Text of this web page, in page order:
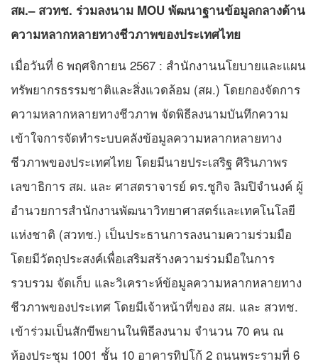
สผ.– สวทช. ร่วมลงนาม MOU พัฒนาฐานข้อมูลกลางด้าน
ความหลากหลายทางชีวภาพของประเทศไทย
เมื่อวันที่ 6 พฤศจิกายน 2567 : สำนักงานนโยบายและแผน
ทรัพยากรธรรมชาติและสิ่งแวดล้อม (สผ.) โดยกองจัดการ
ความหลากหลายทางชีวภาพ จัดพิธีลงนามบันทึกความ
เข้าใจการจัดทำระบบคลังข้อมูลความหลากหลายทาง
ชีวภาพของประเทศไทย โดยมีนายประเสริฐ ศิรินภาพร
เลขาธิการ สผ. และ ศาสตราจารย์ ดร.ชูกิจ ลิมปิจำนงค์ ผู้
อำนวยการสำนักงานพัฒนาวิทยาศาสตร์และเทคโนโลยี
แห่งชาติ (สวทช.) เป็นประธานการลงนามความร่วมมือ
โดยมีวัตถุประสงค์เพื่อเสริมสร้างความร่วมมือในการ
รวบรวม จัดเก็บ และวิเคราะห์ข้อมูลความหลากหลายทาง
ชีวภาพของประเทศ โดยมีเจ้าหน้าที่ของ สผ. และ สวทช.
เข้าร่วมเป็นสักขีพยานในพิธีลงนาม จำนวน 70 คน ณ
ห้องประชุม 1001 ชั้น 10 อาคารทิปโก้ 2 ถนนพระรามที่ 6